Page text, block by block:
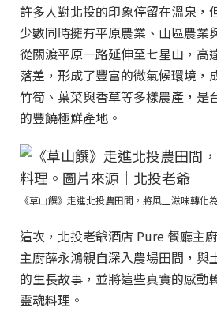
許多人對北投的印象停留在溫泉，
少數同時擁有平原農業、山區農業
從關渡平原一路延伸至七星山，高
落差，形成了豐富的微氣候環境，
竹筍、葉菜與香草等多樣農產，是
的豐饒極鮮產地。
《草山饌》走進北投農田間，將風土滋味轉化
這次，北投老爺酒店 Pure 餐廳主
主廚薛永鴻親自深入農場田間，與
的生長故事，並將這些真實的感動
靈魂料理。